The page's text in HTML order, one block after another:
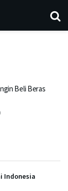
Beli Beras
Indonesia